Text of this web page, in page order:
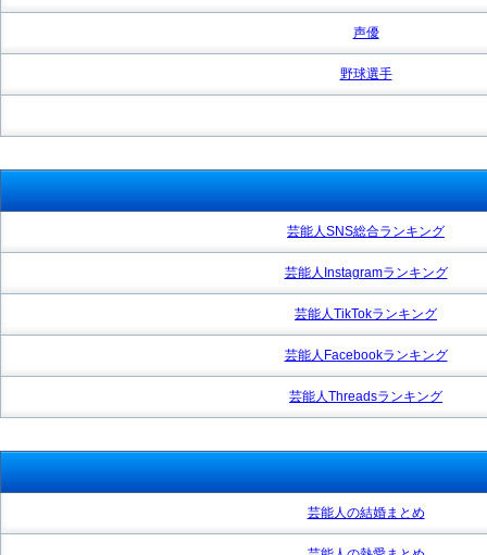
声優
野球選手
芸能人SNS総合ランキング
芸能人Instagramランキング
芸能人TikTokランキング
芸能人Facebookランキング
芸能人Threadsランキング
芸能人の結婚まとめ